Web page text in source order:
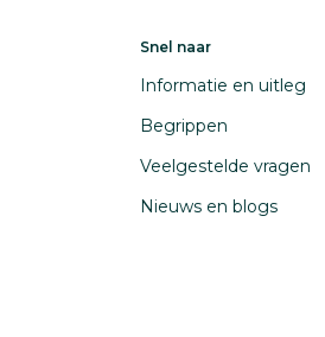
Snel naar
Informatie en uitleg
Begrippen
Veelgestelde vragen
Nieuws en blogs